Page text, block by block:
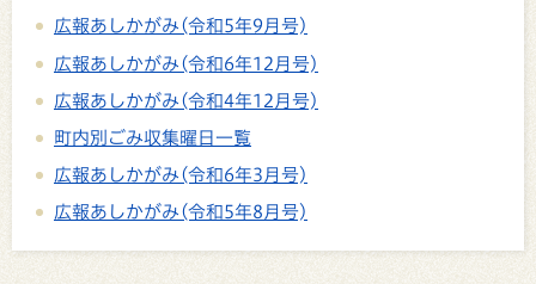
広報あしかがみ(令和5年9月号)
広報あしかがみ(令和6年12月号)
広報あしかがみ(令和4年12月号)
町内別ごみ収集曜日一覧
広報あしかがみ(令和6年3月号)
広報あしかがみ(令和5年8月号)